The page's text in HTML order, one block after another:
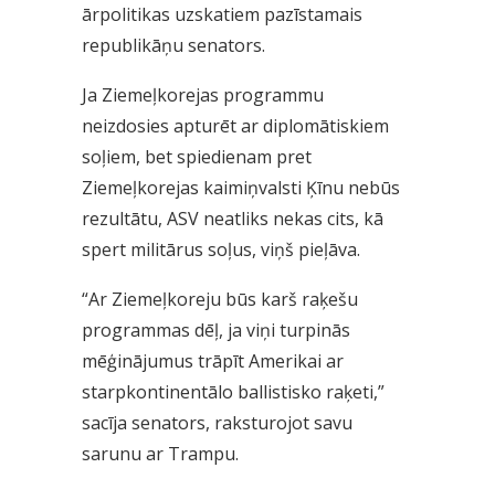
ārpolitikas uzskatiem pazīstamais
republikāņu senators.
Ja Ziemeļkorejas programmu
neizdosies apturēt ar diplomātiskiem
soļiem, bet spiedienam pret
Ziemeļkorejas kaimiņvalsti Ķīnu nebūs
rezultātu, ASV neatliks nekas cits, kā
spert militārus soļus, viņš pieļāva.
“Ar Ziemeļkoreju būs karš raķešu
programmas dēļ, ja viņi turpinās
mēģinājumus trāpīt Amerikai ar
starpkontinentālo ballistisko raķeti,”
sacīja senators, raksturojot savu
sarunu ar Trampu.